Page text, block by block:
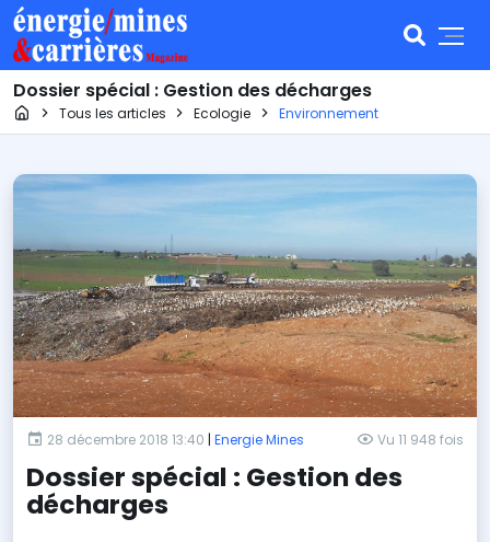
Dossier spécial : Gestion des décharges
Page d'accueil
Tous les articles Ecologie Environnement
28 décembre 2018 13:40 | Energie Mines Vu 11 948 fois
Dossier spécial : Gestion des
décharges